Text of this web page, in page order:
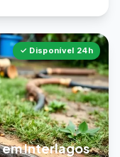
Interlagos
✓ Disponível 24h